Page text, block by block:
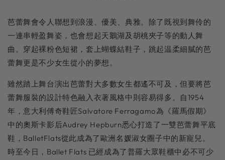
芭蕾舞會令人聯想到浪漫、優美、典雅。除了既視到舞伶的
一連串輕盈舞姿，也會想起天鵝湖及胡桃夾子等的動人舞
曲。穿起裸粉色短裙，套上蝴蝶結鞋子，跳起温柔細膩的芭
蕾舞更是不少女生從小的夢想。⁠⁠⁠⁠
雖然踏上舞台演出芭蕾對大多數女生都遙不可及，但要將芭
蕾舞服裝的設計特色融入衣著風格中則容易得多。自1954
年，意大利傅奇鞋匠Salvatore Ferragamo為《羅馬假期》
中的奧斯卡影后Audrey Hepburn悉心打造了一雙芭蕾舞平底
鞋，BalletFlats從此成為了歐洲名媛淑女圈子中的新寵兒。
時至今日，Ballet Flats 已經成為了普羅大眾鞋櫃中必不可少